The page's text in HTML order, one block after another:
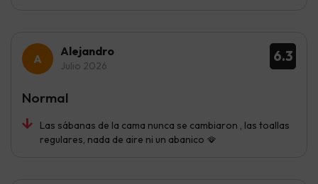
6.3
Alejandro
Julio 2026
Las sábanas de la cama nunca se cambiaron , las toallas
regulares, nada de aire ni un abanico 🪭
Normal